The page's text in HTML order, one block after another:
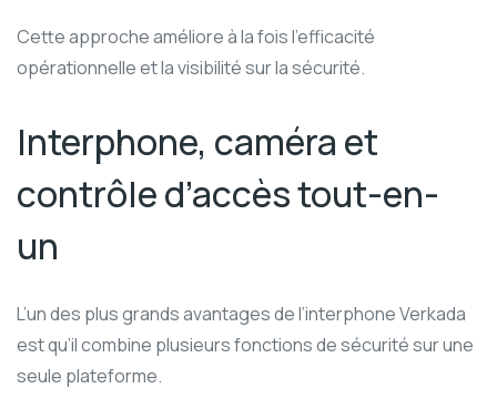
Cette approche améliore à la fois l’efficacité
opérationnelle et la visibilité sur la sécurité.
Interphone, caméra et
contrôle d’accès tout-en-
un
L’un des plus grands avantages de l’interphone Verkada
est qu’il combine plusieurs fonctions de sécurité sur une
seule plateforme.